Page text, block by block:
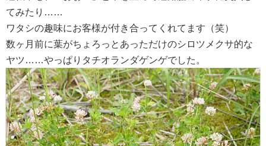
てみたり……
ワタシの趣味にお客様が付き合ってくれてます（笑）
数ヶ月前に葉がちょろっとあっただけのシロツメクサ的な
ヤツ……やっぱりタチオランダゲンゲでした。